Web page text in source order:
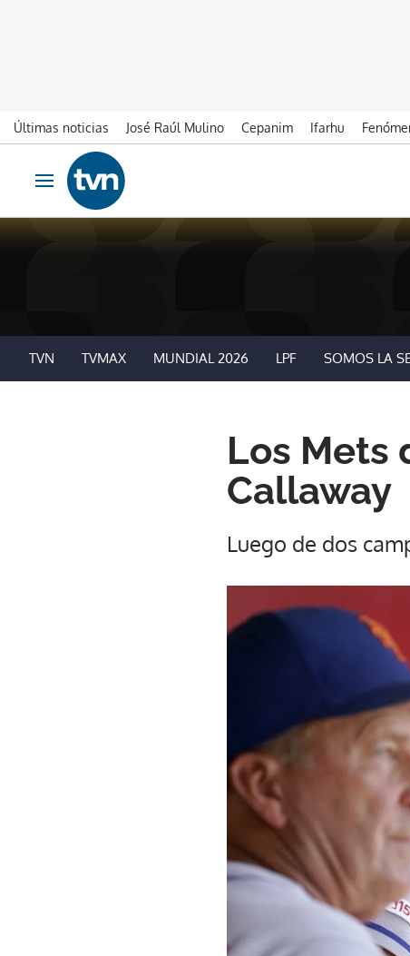
Últimas noticias José Raúl Mulino Cepanim Ifarhu
Ir al contenido
Obrir navegació
TVN TVMAX MUNDIAL 2026 LPF SOMOS LA
Los Mets
Callaway
Luego de dos